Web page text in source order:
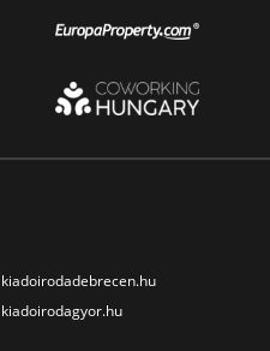
kiadoirodadebrecen.hu
kiadoirodagyor.hu